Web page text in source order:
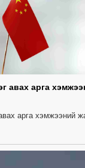
авах арга
арга хэмжээний